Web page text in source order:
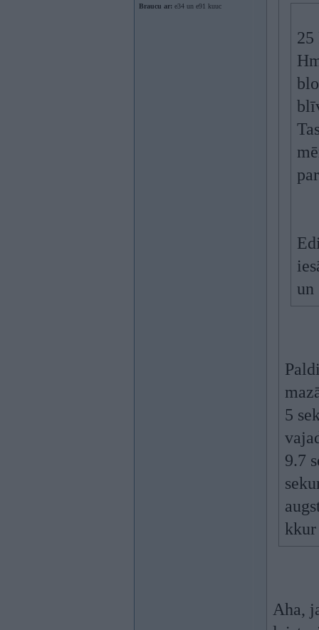
Braucu ar: e34 un e91 kuuc
25
un
5
9.7
Aha,